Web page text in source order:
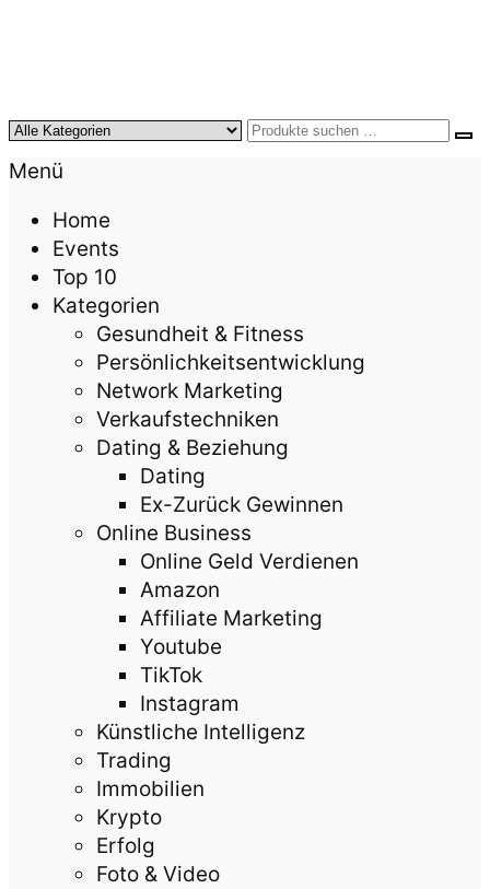
KursTipps.de
Weil Weiterbildung die beste Investition für mehr
Lebensqualität ist.
Menü
Home
Events
Top 10
Kategorien
Gesundheit & Fitness
Persönlichkeitsentwicklung
Network Marketing
Verkaufstechniken
Dating & Beziehung
Dating
Ex-Zurück Gewinnen
Online Business
Online Geld Verdienen
Amazon
Affiliate Marketing
Youtube
TikTok
Instagram
Künstliche Intelligenz
Trading
Immobilien
Krypto
Erfolg
Foto & Video